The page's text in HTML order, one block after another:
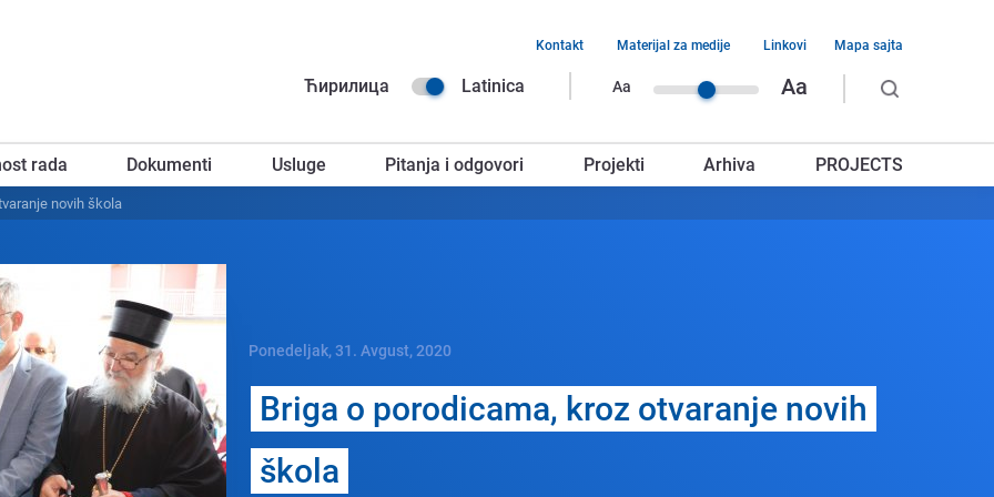
Ћирилица Latinica Aa Aa
Navigacija
zaglavlja
Kontakt Materijal za medije Linkovi Mapa sajta
rada Dokumenti Usluge Pitanja i odgovori Projekti Arhiva PROJECTS
novih škola
Ponedeljak, 31. Avgust, 2020
Briga o porodicama, kroz otvaranjе novih
škola